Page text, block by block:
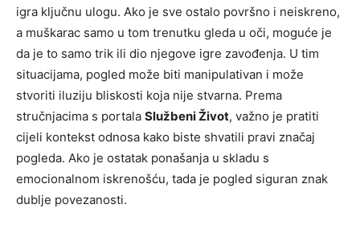
igra ključnu ulogu. Ako je sve ostalo površno i neiskreno,
a muškarac samo u tom trenutku gleda u oči, moguće je
da je to samo trik ili dio njegove igre zavođenja. U tim
situacijama, pogled može biti manipulativan i može
stvoriti iluziju bliskosti koja nije stvarna. Prema
stručnjacima s portala Službeni Život, važno je pratiti
cijeli kontekst odnosa kako biste shvatili pravi značaj
pogleda. Ako je ostatak ponašanja u skladu s
emocionalnom iskrenošću, tada je pogled siguran znak
dublje povezanosti.